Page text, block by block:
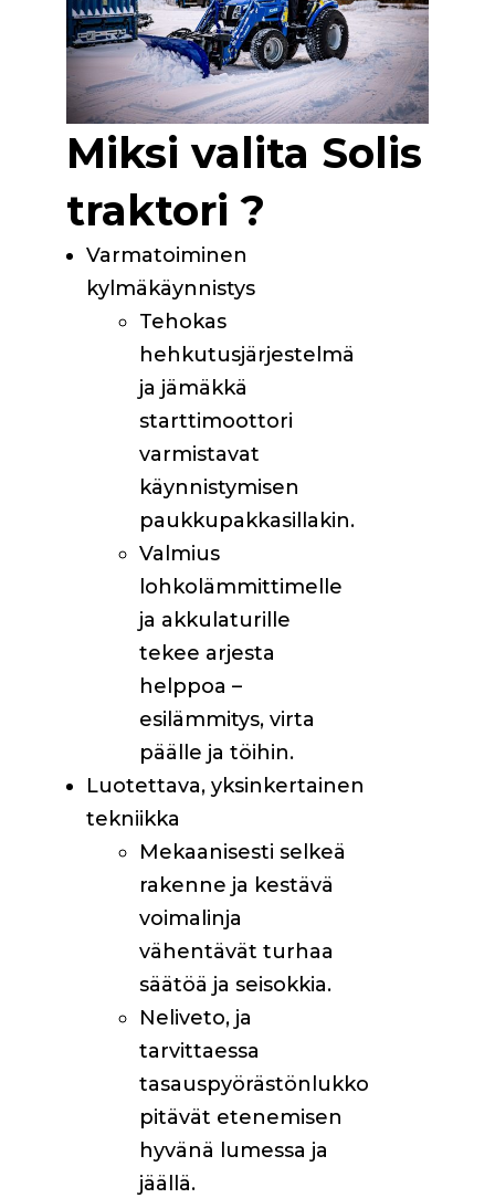
Miksi valita Solis
traktori ?
Varmatoiminen
kylmäkäynnistys
Tehokas
hehkutusjärjestelmä
ja jämäkkä
starttimoottori
varmistavat
käynnistymisen
paukkupakkasillakin.
Valmius
lohkolämmittimelle
ja akkulaturille
tekee arjesta
helppoa –
esilämmitys, virta
päälle ja töihin.
Luotettava, yksinkertainen
tekniikka
Mekaanisesti selkeä
rakenne ja kestävä
voimalinja
vähentävät turhaa
säätöä ja seisokkia.
Neliveto, ja
tarvittaessa
tasauspyörästönlukko
pitävät etenemisen
hyvänä lumessa ja
jäällä.